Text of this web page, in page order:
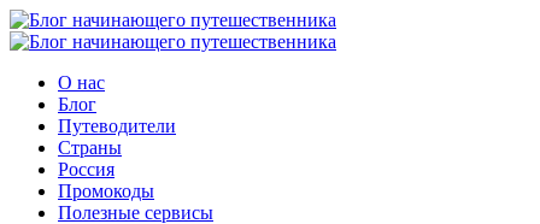
О нас
Блог
Путеводители
Страны
Россия
Промокоды
Полезные сервисы